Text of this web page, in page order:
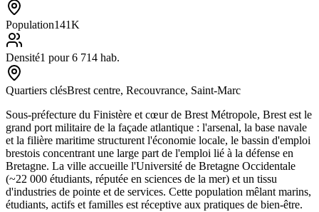
Population141K
Densité1 pour 6 714 hab.
Quartiers clésBrest centre, Recouvrance, Saint-Marc
Sous-préfecture du Finistère et cœur de Brest Métropole, Brest est le
grand port militaire de la façade atlantique : l'arsenal, la base navale
et la filière maritime structurent l'économie locale, le bassin d'emploi
brestois concentrant une large part de l'emploi lié à la défense en
Bretagne. La ville accueille l'Université de Bretagne Occidentale
(~22 000 étudiants, réputée en sciences de la mer) et un tissu
d'industries de pointe et de services. Cette population mêlant marins,
étudiants, actifs et familles est réceptive aux pratiques de bien-être.